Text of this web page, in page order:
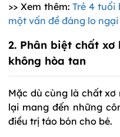
>> Xem thêm:Trẻ 4 tuổi
một vấn đề đáng lo
2. Phân biệt chất
không hòa tan
Mặc dù cùng là chất
lại mang đến những
điều trị táo bón cho bé.